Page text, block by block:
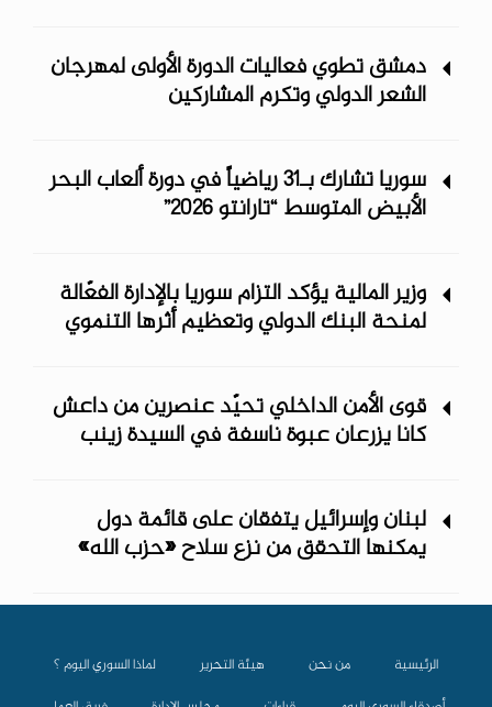
دمشق تطوي فعاليات الدورة الأولى لمهرجان
الشعر الدولي وتكرم المشاركين
سوريا تشارك بـ31 رياضياً في دورة ألعاب البحر
الأبيض المتوسط “تارانتو 2026”
وزير المالية يؤكد التزام سوريا بالإدارة الفعّالة
لمنحة البنك الدولي وتعظيم أثرها التنموي
قوى الأمن الداخلي تحيّد عنصرين من داعش
كانا يزرعان عبوة ناسفة في السيدة زينب
لبنان وإسرائيل يتفقان على قائمة دول
يمكنها التحقق من نزع سلاح «حزب الله»
الرئيسية من نحن هيئة التحرير
لماذا السوري اليوم ؟